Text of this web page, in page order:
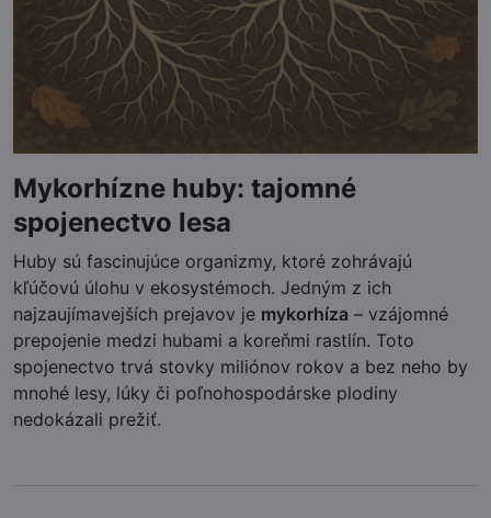
Mykorhízne huby: tajomné
spojenectvo lesa
Huby sú fascinujúce organizmy, ktoré zohrávajú
kľúčovú úlohu v ekosystémoch. Jedným z ich
najzaujímavejších prejavov je mykorhíza – vzájomné
prepojenie medzi hubami a koreňmi rastlín. Toto
spojenectvo trvá stovky miliónov rokov a bez neho by
mnohé lesy, lúky či poľnohospodárske plodiny
nedokázali prežiť.